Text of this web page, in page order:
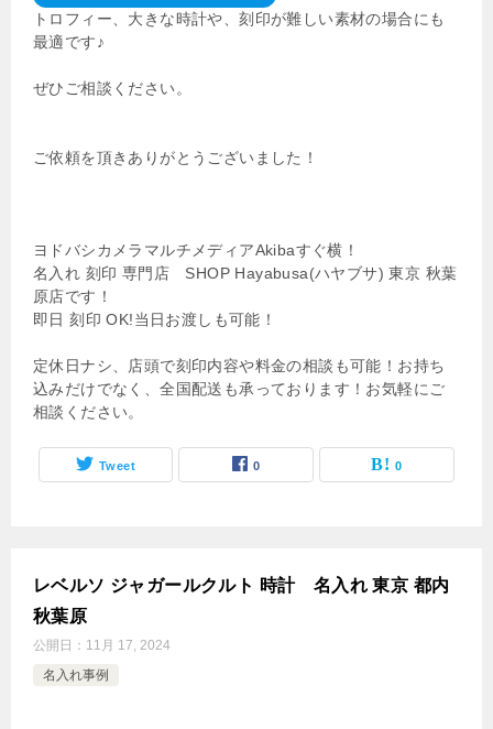
トロフィー、大きな時計や、刻印が難しい素材の場合にも
最適です♪
ぜひご相談ください。
ご依頼を頂きありがとうございました！
ヨドバシカメラマルチメディアAkibaすぐ横！
名入れ 刻印 専門店 SHOP Hayabusa(ハヤブサ) 東京 秋葉
原店です！
即日 刻印 OK!当日お渡しも可能！
定休日ナシ、店頭で刻印内容や料金の相談も可能！お持ち
込みだけでなく、全国配送も承っております！お気軽にご
相談ください。
Tweet 0 0
レベルソ ジャガールクルト 時計 名入れ 東京 都内
秋葉原
公開日： 11月 17, 2024
名入れ事例